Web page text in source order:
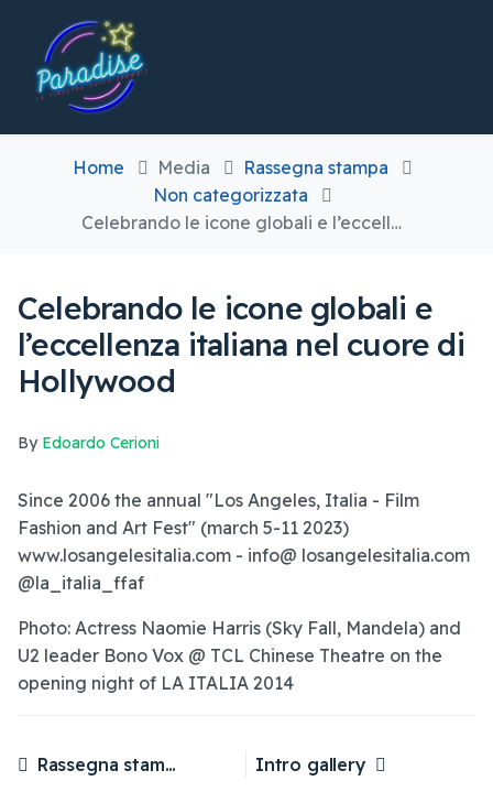
Home Media
Rassegna stampa
Non categorizzata
Celebrando le icone globali e l’eccellenza italiana nel cuore di Hollywood
Celebrando le icone globali e
l’eccellenza italiana nel cuore di
Hollywood
By Edoardo Cerioni
Since 2006 the annual "Los Angeles, Italia - Film
Fashion and Art Fest" (march 5-11 2023)
www.losangelesitalia.com - info@ losangelesitalia.com
@la_italia_ffaf
Photo: Actress Naomie Harris (Sky Fall, Mandela) and
U2 leader Bono Vox @ TCL Chinese Theatre on the
opening night of LA ITALIA 2014
Articolo precedente: Rassegna stampa
Rassegna stampa
Articolo successivo: Intro gallery
Intro gallery